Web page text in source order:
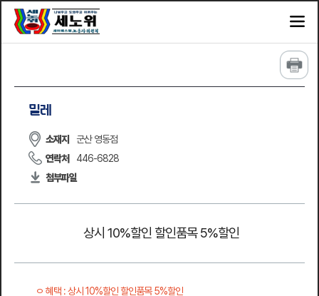
밀레
소재지
군산 영동점
연락처
446-6828
첨부파일
상시 10%할인 할인품목 5%할인
혜택 : 상시 10%할인 할인품목 5%할인